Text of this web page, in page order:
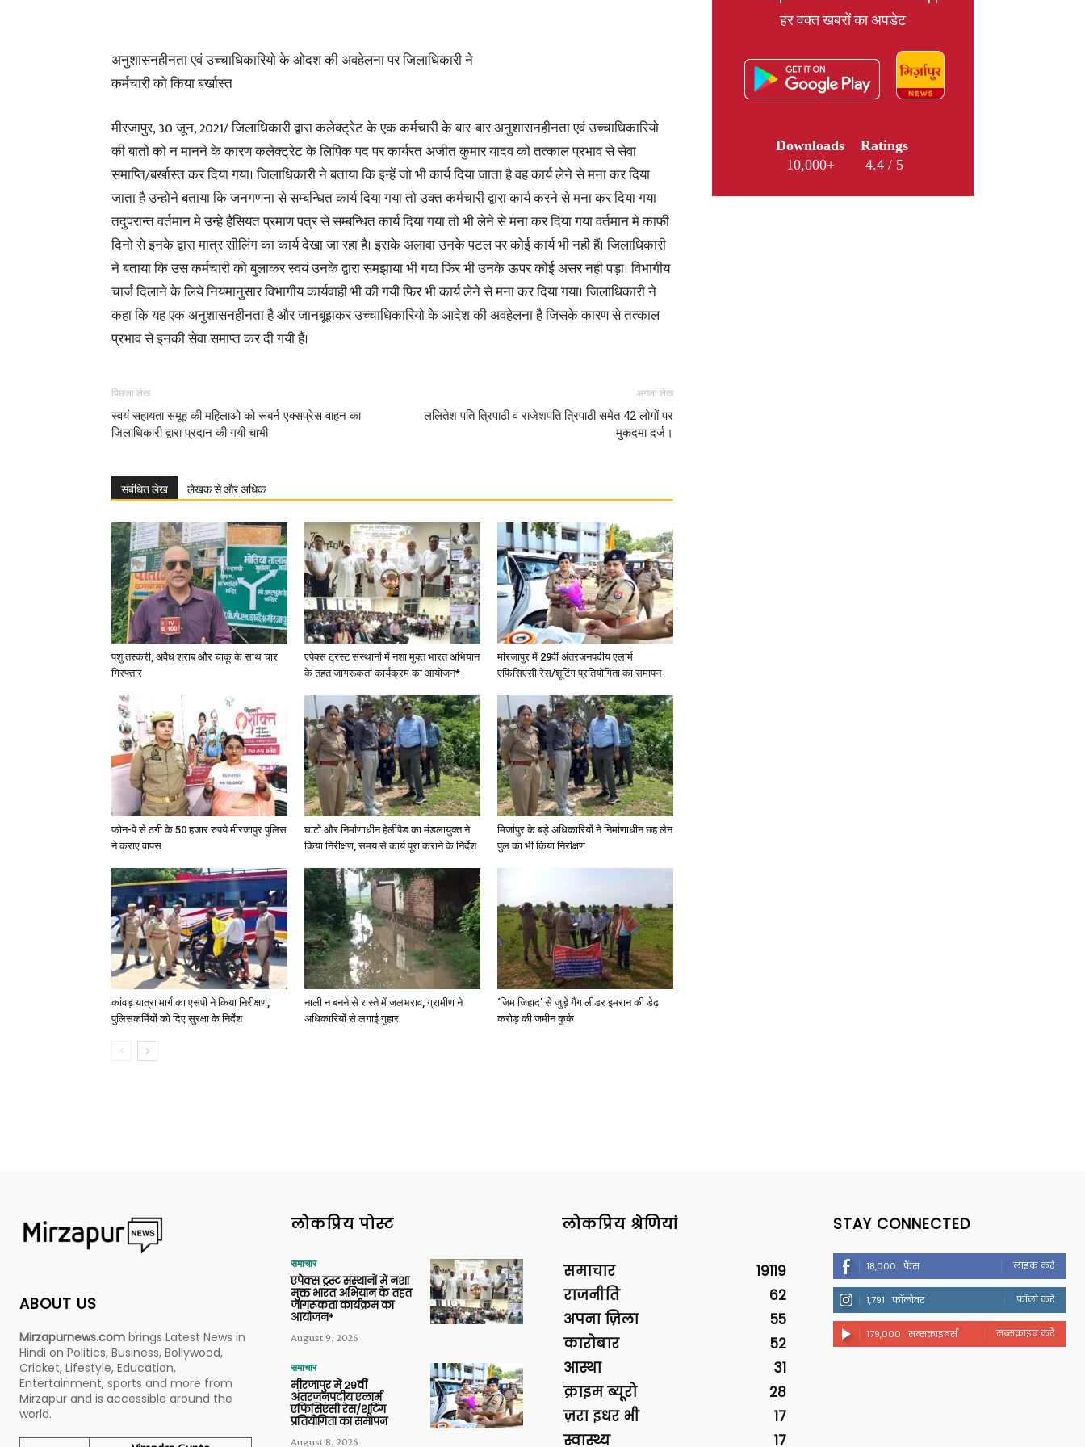
Latest
News
Today
Hindi
News
Paper
अनुशासनहीनता एवं उच्चाधिकारियो के ओदश की अवहेलना पर जिलाधिकारी ने
कर्मचारी को किया बर्खास्त
मीरजापुर, 30 जून, 2021/ जिलाधिकारी द्वारा कलेक्ट्रेट के एक कर्मचारी के बार-बार अनुशासनहीनता एवं उच्चाधिकारियो
की बातो को न मानने के कारण कलेक्ट्रेट के लिपिक पद पर कार्यरत अजीत कुमार यादव को तत्काल प्रभाव से सेवा
समाप्ति/बर्खास्त कर दिया गया। जिलाधिकारी ने बताया कि इन्हें जो भी कार्य दिया जाता है वह कार्य लेने से मना कर दिया
जाता है उन्होने बताया कि जनगणना से सम्बन्धित कार्य दिया गया तो उक्त कर्मचारी द्वारा कार्य करने से मना कर दिया गया
तदुपरान्त वर्तमान मे उन्हे हैसियत प्रमाण पत्र से सम्बन्धित कार्य दिया गया तो भी लेने से मना कर दिया गया वर्तमान मे काफी
दिनो से इनके द्वारा मात्र सीलिंग का कार्य देखा जा रहा है। इसके अलावा उनके पटल पर कोई कार्य भी नही हैं। जिलाधिकारी
ने बताया कि उस कर्मचारी को बुलाकर स्वयं उनके द्वारा समझाया भी गया फिर भी उनके ऊपर कोई असर नही पड़ा। विभागीय
चार्ज दिलाने के लिये नियमानुसार विभागीय कार्यवाही भी की गयी फिर भी कार्य लेने से मना कर दिया गया। जिलाधिकारी ने
कहा कि यह एक अनुशासनहीनता है और जानबूझकर उच्चाधिकारियो के आदेश की अवहेलना है जिसके कारण से तत्काल
प्रभाव से इनकी सेवा समाप्त कर दी गयी हैं।
पिछला लेख
स्वयं सहायता समूह की महिलाओ को रूबर्न एक्सप्रेस वाहन का
जिलाधिकारी द्वारा प्रदान की गयी चाभी
अगला लेख
ललितेश पति त्रिपाठी व राजेशपति त्रिपाठी समेत 42 लोगों पर
मुकदमा दर्ज।
संबंधित लेख लेखक से और अधिक
पशु तस्करी, अवैध शराब और चाकू के साथ चार
गिरफ्तार
एपेक्स ट्रस्ट संस्थानों में नशा मुक्त भारत अभियान
के तहत जागरूकता कार्यक्रम का आयोजन*
मीरजापुर में 29वीं अंतरजनपदीय एलार्म
एफिसिएंसी रेस/शूटिंग प्रतियोगिता का समापन
फोन-पे से ठगी के 50 हजार रुपये मीरजापुर पुलिस
ने कराए वापस
घाटों और निर्माणाधीन हेलीपैड का मंडलायुक्त ने
किया निरीक्षण, समय से कार्य पूरा कराने के निर्देश
मिर्जापुर के बड़े अधिकारियों ने निर्माणाधीन छह लेन
पुल का भी किया निरीक्षण
कांवड़ यात्रा मार्ग का एसपी ने किया निरीक्षण,
पुलिसकर्मियों को दिए सुरक्षा के निर्देश
नाली न बनने से रास्ते में जलभराव, ग्रामीण ने
अधिकारियों से लगाई गुहार
‘जिम जिहाद’ से जुड़े गैंग लीडर इमरान की डेढ़
करोड़ की जमीन कुर्क
हर वक्त खबरों का अपडेट
Downloads
10,000+
Ratings
4.4 / 5
ABOUT US
Mirzapurnews.com brings Latest News in
Hindi on Politics, Business, Bollywood,
Cricket, Lifestyle, Education,
Entertainment, sports and more from
Mirzapur and is accessible around the
world.
लोकप्रिय पोस्ट
समाचार
एपेक्स ट्रस्ट संस्थानों में नशा
मुक्त भारत अभियान के तहत
जागरूकता कार्यक्रम का
आयोजन*
August 9, 2026
समाचार
मीरजापुर में 29वीं
अंतरजनपदीय एलार्म
एफिसिएंसी रेस/शूटिंग
प्रतियोगिता का समापन
August 8, 2026
लोकप्रिय श्रेणियां
समाचार
19119
राजनीति
62
अपना ज़िला
55
कारोबार
52
आस्था
31
क्राइम ब्यूरो
28
ज़रा इधर भी
17
स्वास्थ्य
17
STAY CONNECTED
18,000 फैंस लाइक करें
1,791 फॉलोवर फॉलो करें
179,000 सब्सक्राइबर्स सब्सक्राइब करें